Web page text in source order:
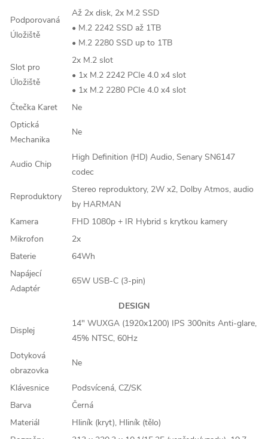
Podporovaná
Úložiště
Až 2x disk, 2x M.2 SSD
• M.2 2242 SSD až 1TB
• M.2 2280 SSD up to 1TB
Slot pro
Úložiště
2x M.2 slot
• 1x M.2 2242 PCIe 4.0 x4 slot
• 1x M.2 2280 PCIe 4.0 x4 slot
Čtečka Karet
Ne
Optická
Mechanika
Ne
Audio Chip
High Definition (HD) Audio, Senary SN6147
codec
Reproduktory
Stereo reproduktory, 2W x2, Dolby Atmos, audio
by HARMAN
Kamera
FHD 1080p + IR Hybrid s krytkou kamery
Mikrofon
2x
Baterie
64Wh
Napájecí
Adaptér
65W USB-C (3-pin)
DESIGN
Displej
14" WUXGA (1920x1200) IPS 300nits Anti-glare,
45% NTSC, 60Hz
Dotyková
obrazovka
Ne
Klávesnice
Podsvícená, CZ/SK
Barva
Černá
Materiál
Hliník (kryt), Hliník (tělo)